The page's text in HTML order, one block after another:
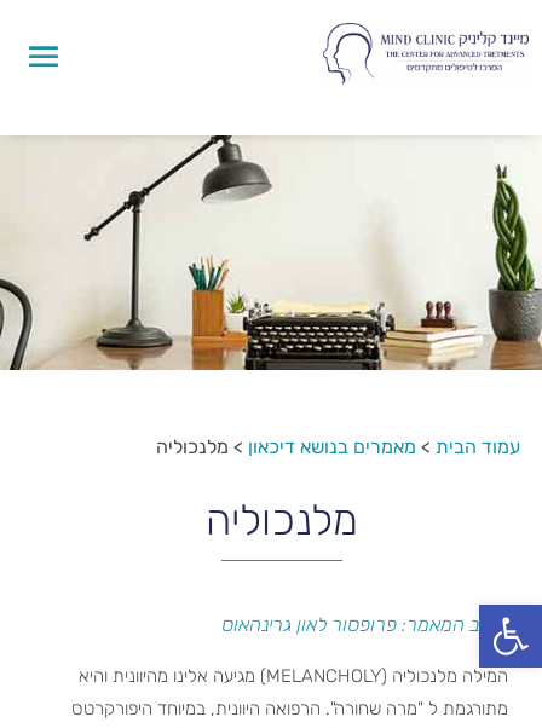
פתח סרגל נגישות
עמוד הבית > מאמרים בנושא דיכאון > מלנכוליה
מלנכוליה
כותב המאמר: פרופסור לאון גרינהאוס
המילה מלנכוליה (MELANCHOLY) מגיעה אלינו מהיוונית והיא
מתורגמת ל "מרה שחורה". הרפואה היוונית, במיוחד היפורקרטס